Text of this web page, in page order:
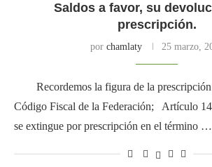
Saldos a favor, su
prescripción.
por chamlaty 25 marzo,
Recordemos la figura de la prescripción
Código Fiscal de la Federación; Artículo
se extingue por prescripción en el término …